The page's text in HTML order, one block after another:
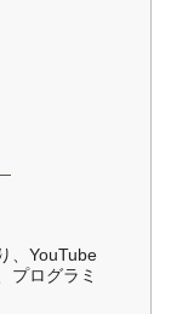
、YouTube
プログラミ